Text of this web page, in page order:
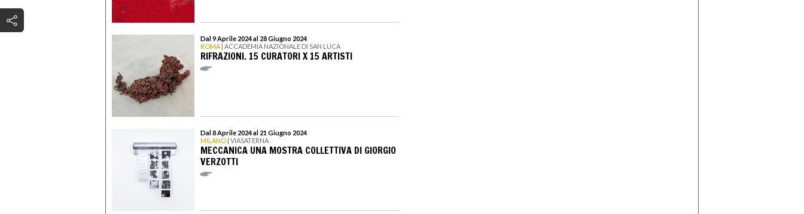
Dal 9 Aprile 2024 al 28 Giugno 2024
ROMA | ACCADEMIA NAZIONALE DI SAN LUCA
RIFRAZIONI. 15 CURATORI X 15 ARTISTI
Dal 8 Aprile 2024 al 21 Giugno 2024
MILANO | VIASATERNA
MECCANICA UNA MOSTRA COLLETTIVA DI GIORGIO
VERZOTTI